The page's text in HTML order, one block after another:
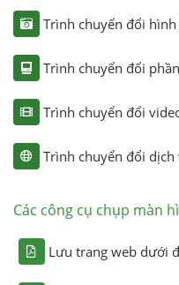
Trình chuyển đổi hình
Trình chuyển đổi
Trình chuyển đổi
Trình chuyển đổi dịch
Các công cụ chụp màn
Lưu trang web dưới